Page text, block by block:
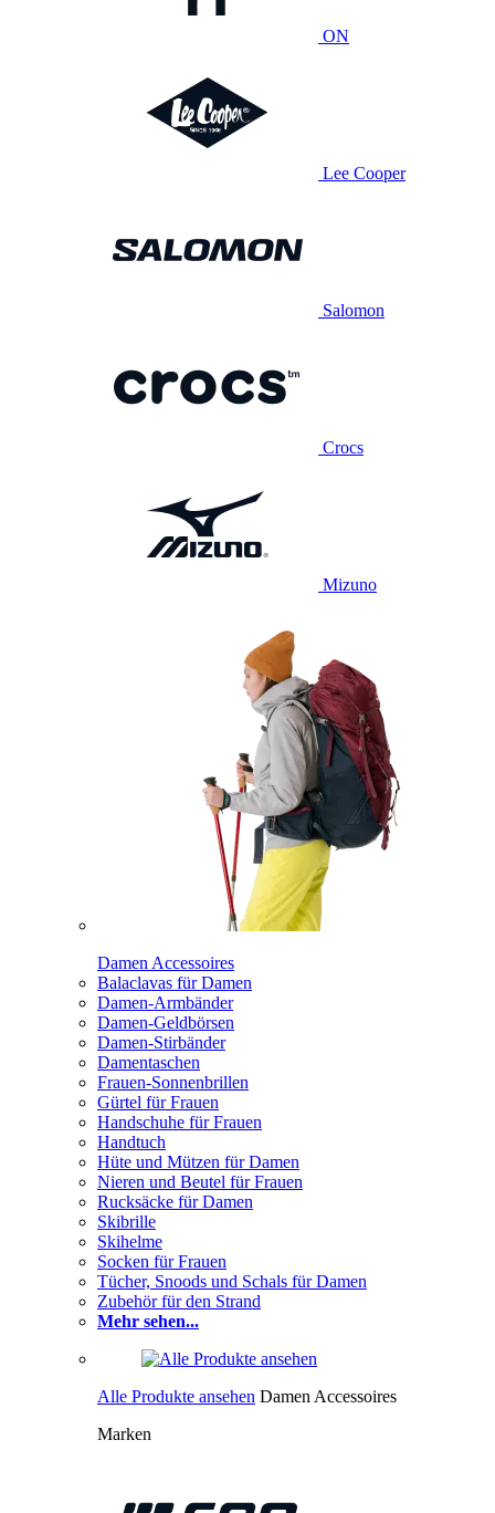
ON
Lee Cooper
Salomon
Crocs
Mizuno
Damen Accessoires
Balaclavas für Damen
Damen-Armbänder
Damen-Geldbörsen
Damen-Stirbänder
Damentaschen
Frauen-Sonnenbrillen
Gürtel für Frauen
Handschuhe für Frauen
Handtuch
Hüte und Mützen für Damen
Nieren und Beutel für Frauen
Rucksäcke für Damen
Skibrille
Skihelme
Socken für Frauen
Tücher, Snoods und Schals für Damen
Zubehör für den Strand
Mehr sehen...
Alle Produkte ansehen Damen Accessoires
Marken